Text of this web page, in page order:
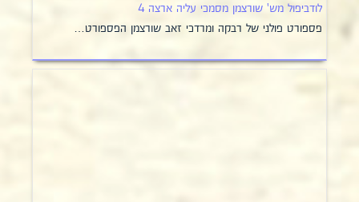
לודביפול מש' שורצמן מסמכי עליה ארצה 4
פספורט פולני של רבקה ומרדכי זאב שורצמן הפספורט…